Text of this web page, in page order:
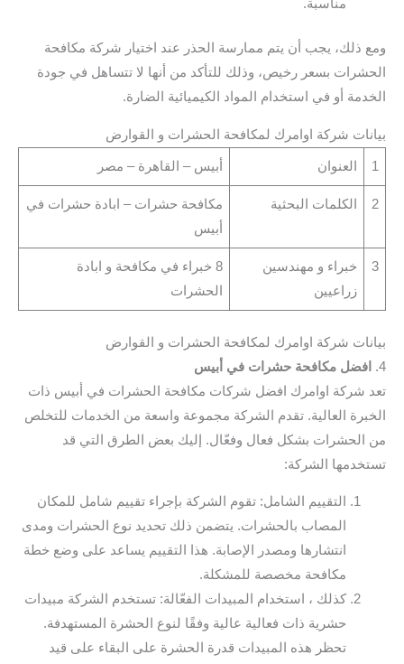
مناسبة.
ومع ذلك، يجب أن يتم ممارسة الحذر عند اختيار شركة مكافحة
الحشرات بسعر رخيص، وذلك للتأكد من أنها لا تتساهل في جودة
الخدمة أو في استخدام المواد الكيميائية الضارة.
بيانات شركة اوامرك لمكافحة الحشرات و القوارض
1 العنوان أبيس – القاهرة – مصر
2 الكلمات البحثية
مكافحة حشرات – ابادة حشرات في
أبيس
3
خبراء و مهندسين
زراعيين
8 خبراء في مكافحة و ابادة
الحشرات
بيانات شركة اوامرك لمكافحة الحشرات و القوارض
4.
افضل مكافحة حشرات في أبيس
تعد شركة اوامرك افضل شركات مكافحة الحشرات في أبيس ذات
الخبرة العالية. تقدم الشركة مجموعة واسعة من الخدمات للتخلص
من الحشرات بشكل فعال وفعّال. إليك بعض الطرق التي قد
تستخدمها الشركة:
التقييم الشامل: تقوم الشركة بإجراء تقييم شامل للمكان
المصاب بالحشرات. يتضمن ذلك تحديد نوع الحشرات ومدى
انتشارها ومصدر الإصابة. هذا التقييم يساعد على وضع خطة
مكافحة مخصصة للمشكلة.
كذلك ، استخدام المبيدات الفعّالة: تستخدم الشركة مبيدات
حشرية ذات فعالية عالية وفقًا لنوع الحشرة المستهدفة.
تحظر هذه المبيدات قدرة الحشرة على البقاء على قيد